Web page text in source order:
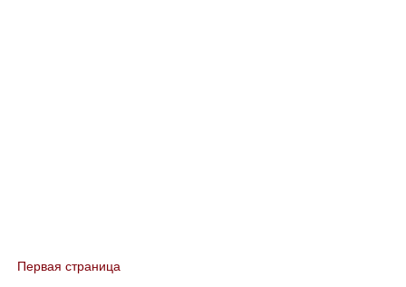
You are here
Первая страница